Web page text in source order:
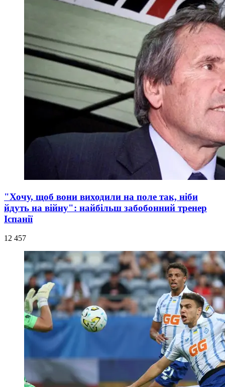
"Хочу, щоб вони виходили на поле так, ніби
йдуть на війну": найбільш забобонний тренер
Іспанії
12 457